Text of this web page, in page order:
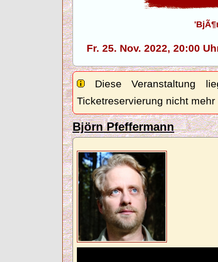
Fr. 25. Nov. 2022,
Diese Veranstaltung
Ticketreservierung nicht
Björn Pfeffermann